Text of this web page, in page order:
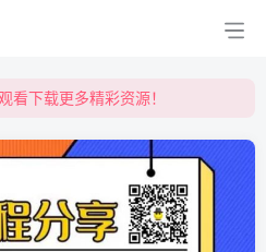
看下载更多精彩资源！
看下载更多精彩资源！